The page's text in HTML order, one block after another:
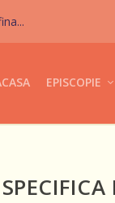
EPISCOPIE